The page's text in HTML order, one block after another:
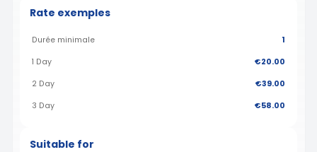
Rate exemples
Durée minimale 1
1 Day €20.00
2 Day €39.00
3 Day €58.00
Suitable for